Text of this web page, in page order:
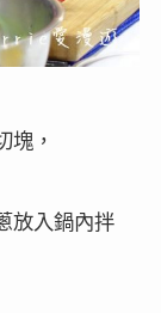
塊，
放入鍋內拌